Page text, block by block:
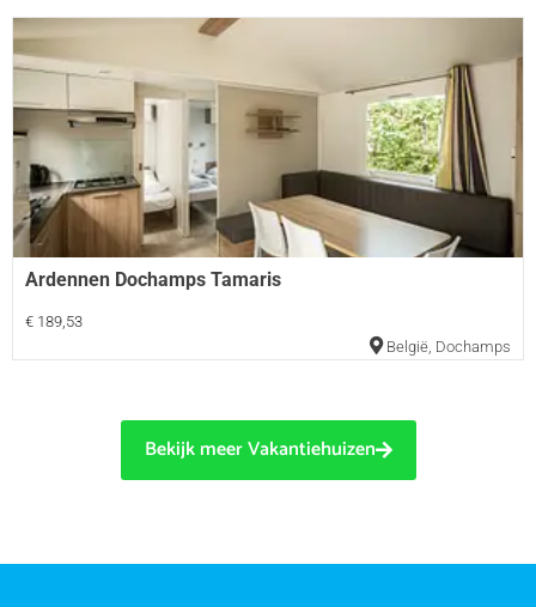
Ardennen Dochamps Tamaris
€ 189,53
België, Dochamps
Bekijk meer Vakantiehuizen